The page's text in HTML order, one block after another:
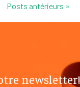
Posts antérieurs »
newsletter!